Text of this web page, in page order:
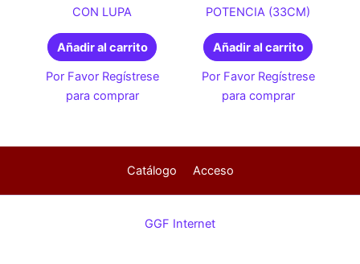
CON LUPA
Añadir al carrito
Por Favor Regístrese
para comprar
POTENCIA (33CM)
Añadir al carrito
Por Favor Regístrese
para comprar
Catálogo Acceso
GGF Internet